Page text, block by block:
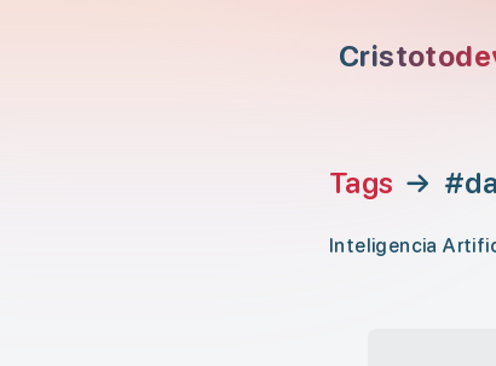
Tags →
Inteligencia